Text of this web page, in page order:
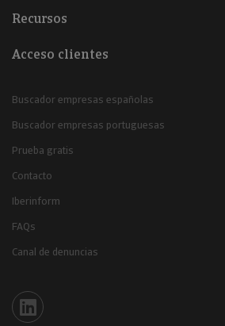
Recursos
Acceso clientes
Buscador empresas españolas
Buscador empresas portuguesas
Prueba gratis
Contacto
Iberinform
FAQs
Canal de denuncias
Iberinform en Linkedin